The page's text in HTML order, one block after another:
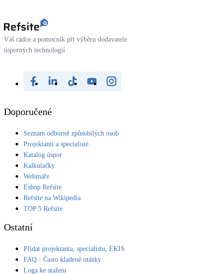
Váš rádce a pomocník při výběru dodavatele
úsporných technologií
Doporučené
Seznam odborně způsobilých osob
Projektanti a specialisté
Katalog úspor
Kalkulačky
Webináře
Eshop Refsite
Refsite na Wikipedia
TOP 5 Refsite
Ostatní
Přidat projektanta, specialistu, EKIS
FAQ - Často kladené otázky
Loga ke stažení